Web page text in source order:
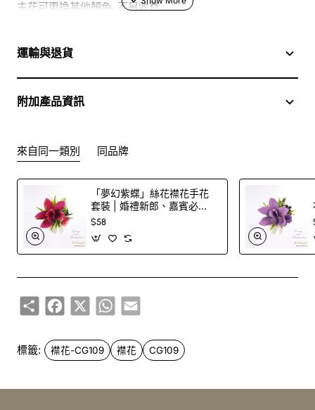
主花可更換其他顏色, 不另收費
於花店訂花, 隨花束附送精美心意咭一張, 歡迎到本花店查詢
訂購鮮花及手工製品前,為保障客戶利益,請閱讀 條款及細則
此花束價格不適用於(情人節期間 4/2-16/2)
運輸與退貨
附加產品資訊
來自同一類別 同品牌
「夢幻紫蝶」絲花襟花手花
套裝 | 婚禮新郎、嘉賓必
備！
$58
ShareFacebook
X WhatsApp
Email
標籤: 襟花-CG109 襟花 CG109